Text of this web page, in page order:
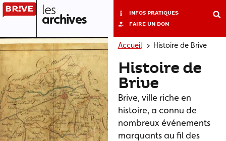
les
archives
INFOS PRATIQUES
FAIRE UN DON
Accueil Histoire de Brive
Histoire de
Brive
Brive, ville riche en
histoire, a connu de
nombreux événements
marquants au fil des